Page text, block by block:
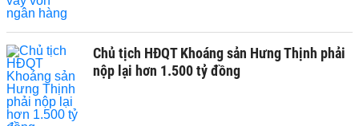
Chủ tịch HĐQT Khoáng sản Hưng Thịnh phải
nộp lại hơn 1.500 tỷ đồng